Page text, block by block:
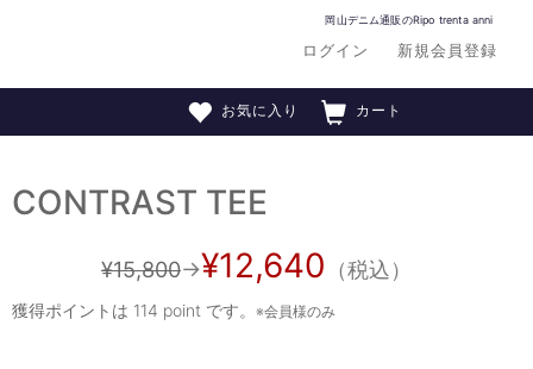
岡山デニム通販のRipo trenta anni
ログイン 新規会員登録
カート
お気に入り
CONTRAST TEE
¥15,800→¥12,640 （税込）
獲得ポイントは 114 point です。※会員様のみ